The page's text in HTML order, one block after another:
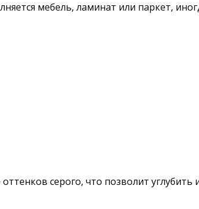
мебель, ламинат или паркет,
серого, что позволит углубить